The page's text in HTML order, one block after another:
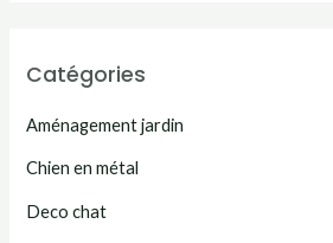
Catégories
Aménagement jardin
Chien en métal
Deco chat